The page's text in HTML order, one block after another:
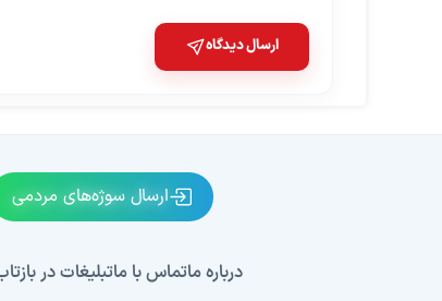
ارسال دیدگاه
ارسال سوژه‌های مردمی
درباره ماتماس با ماتبلیغات در